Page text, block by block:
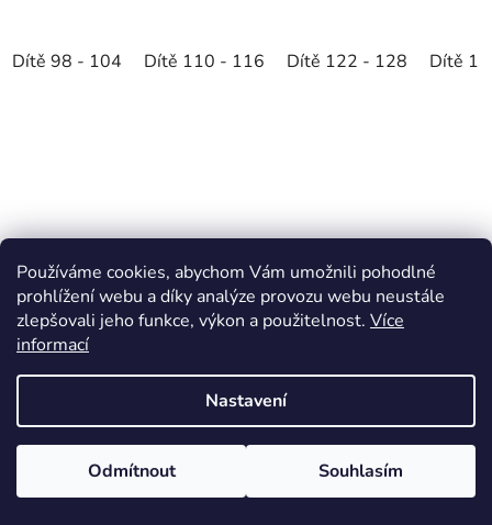
Používáme cookies, abychom Vám umožnili pohodlné
prohlížení webu a díky analýze provozu webu neustále
zlepšovali jeho funkce, výkon a použitelnost. Více
informací
Nastavení
Odmítnout Souhlasím
Dítě 98 - 104 Dítě 110 - 116 Dítě 122 - 128 Dítě